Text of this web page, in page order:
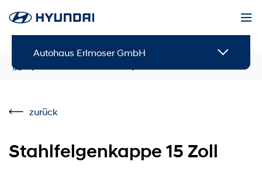
Autohaus Erlmoser GmbH
zurück
Stahlfelgenkappe 15 Zoll